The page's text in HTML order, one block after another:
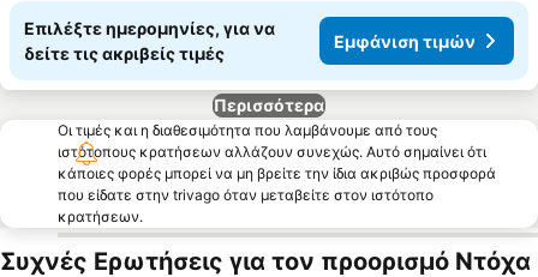
Επιλέξτε ημερομηνίες, για να
δείτε τις ακριβείς τιμές
Εμφάνιση τιμών
Περισσότερα
Οι τιμές και η διαθεσιμότητα που λαμβάνουμε από τους
ιστότοπους κρατήσεων αλλάζουν συνεχώς. Αυτό σημαίνει ότι
κάποιες φορές μπορεί να μη βρείτε την ίδια ακριβώς προσφορά
που είδατε στην trivago όταν μεταβείτε στον ιστότοπο
κρατήσεων.
Συχνές Ερωτήσεις για τον προορισμό Ντόχα